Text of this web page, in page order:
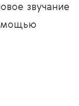
звучание